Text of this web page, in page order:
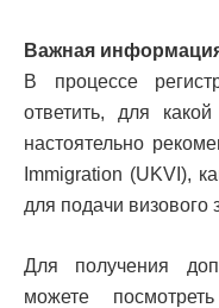
Важная
В процессе
ответить, для
настоятельно
Immigration (UKVI),
для подачи визового
Для получения
можете